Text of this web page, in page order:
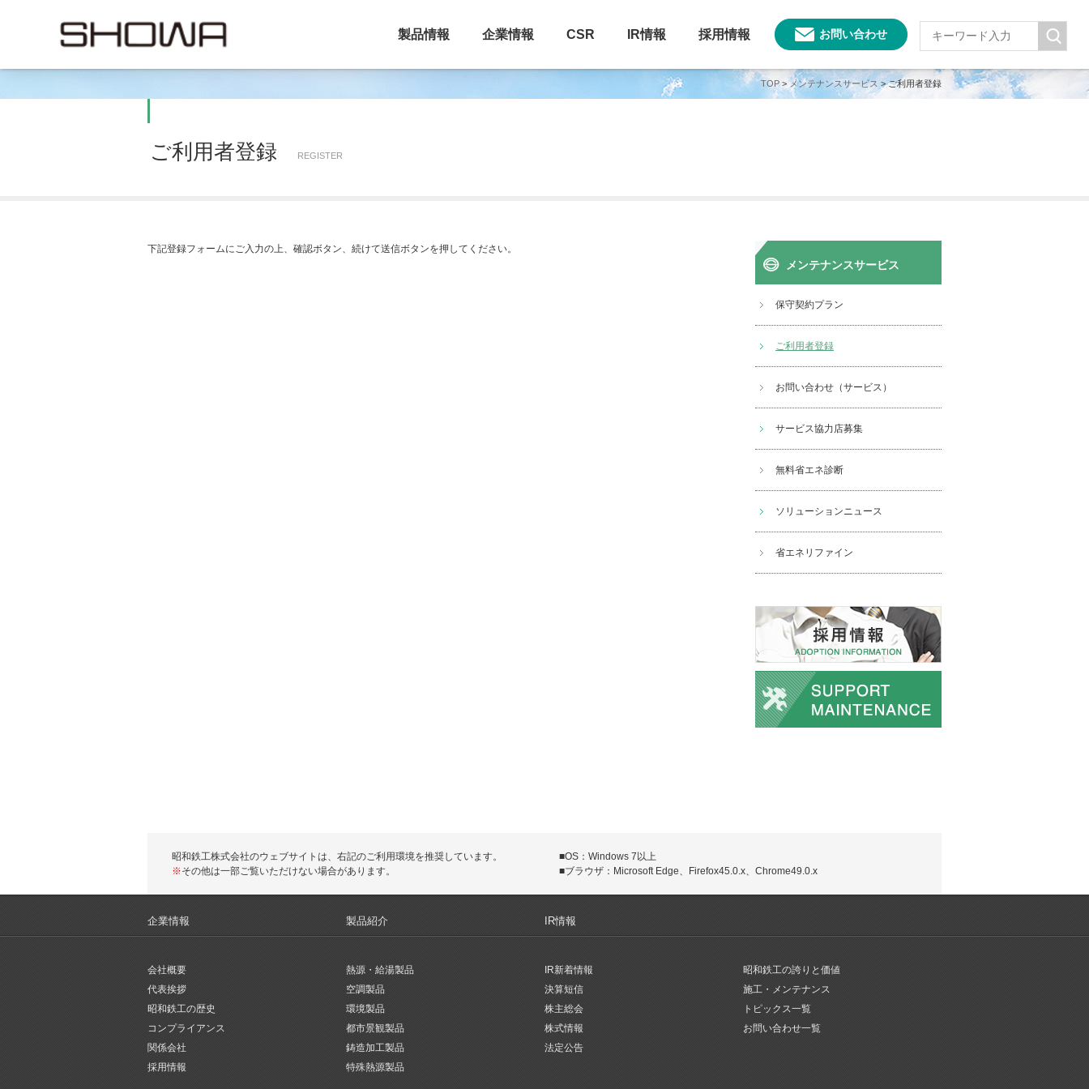
製品情報 企業情報 CSR IR情報 採用情報 お問い合わせ
TOP>メンテナンスサービス > ご利用者登録
ご利用者登録 REGISTER
下記登録フォームにご入力の上、確認ボタン、続けて送信ボタンを押してください。
メンテナンスサービス
保守契約プラン
ご利用者登録
お問い合わせ（サービス）
サービス協力店募集
無料省エネ診断
ソリューションニュース
省エネリファイン
昭和鉄工株式会社のウェブサイトは、右記のご利用環境を推奨しています。
※その他は一部ご覧いただけない場合があります。
■OS：Windows 7以上
■ブラウザ：Microsoft Edge、Firefox45.0.x、Chrome49.0.x
企業情報
会社概要
代表挨拶
昭和鉄工の歴史
コンプライアンス
関係会社
採用情報
製品紹介
熱源・給湯製品
空調製品
環境製品
都市景観製品
鋳造加工製品
特殊熱源製品
IR情報
IR新着情報
決算短信
株主総会
株式情報
法定公告
昭和鉄工の誇りと価値
施工・メンテナンス
トピックス一覧
お問い合わせ一覧